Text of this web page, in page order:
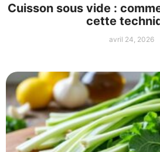
Cuisson sous vide :
cette
avril 24, 2026